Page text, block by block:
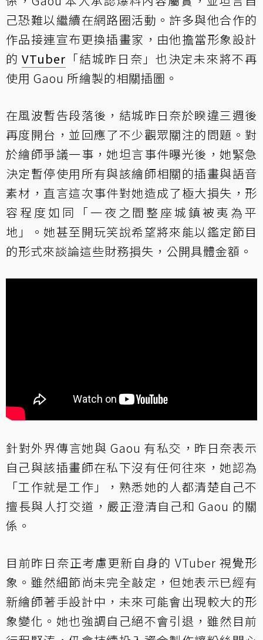
己恐難以繼續在網路圈活動。許多與他合作的
作品接連宣布更換插畫家，由他擔當形象設計
的VTuber 「結城昨日奈」也決定未來將不再
使用 Gaou 所繪製的相關插圖。
在風波暫告段落後，結城昨日奈於睽違三週後
再度開台，並回應了不少觀眾關注的問題。對
於繪師爭議一事，她坦言事件曝光後，她緊急
決定暫停使用所有與該繪師相關的插畫與語音
素材，直言這次事件對她造成了極大損失，形
容程度如同「一夜之間整座城鎮被夷為平
地」。她甚至開玩笑說希望將來能以鑑定節目
的形式來談論這些財務損失，公開具體金額。
針對外界傳言她與 Gaou 有私交，昨日奈表示
自己與該插畫師在私下沒有任何往來，她認為
「工作就是工作」，熟悉她的人都清楚自己不
擅長與人打交道，嚴正澄清自己和 Gaou 的關
係。
目前昨日奈正考慮更新自身的 VTuber 視覺形
象。雖然細節尚未完全敲定，但她表示已經有
新繪師著手設計中，未來可能會出現較大的形
象變化。她也強調自己絕不會引退，雖然目前